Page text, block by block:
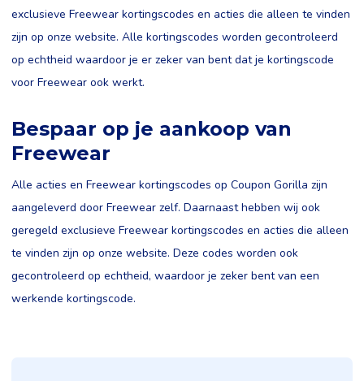
exclusieve Freewear kortingscodes en acties die alleen te vinden
zijn op onze website. Alle kortingscodes worden gecontroleerd
op echtheid waardoor je er zeker van bent dat je kortingscode
voor Freewear ook werkt.
Bespaar op je aankoop van
Freewear
Alle acties en Freewear kortingscodes op Coupon Gorilla zijn
aangeleverd door Freewear zelf. Daarnaast hebben wij ook
geregeld exclusieve Freewear kortingscodes en acties die alleen
te vinden zijn op onze website. Deze codes worden ook
gecontroleerd op echtheid, waardoor je zeker bent van een
werkende kortingscode.